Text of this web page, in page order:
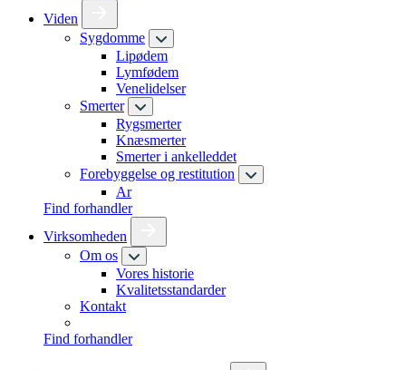
Viden
Sygdomme
Lipødem
Lymfødem
Venelidelser
Smerter
Rygsmerter
Knæsmerter
Smerter i ankelleddet
Forebyggelse og restitution
Ar
Find forhandler
Virksomheden
Om os
Vores historie
Kvalitetsstandarder
Kontakt
Find forhandler